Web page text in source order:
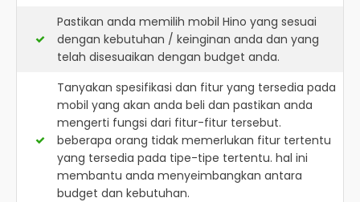
Pastikan anda memilih mobil Hino yang sesuai
dengan kebutuhan / keinginan anda dan yang
telah disesuaikan dengan budget anda.
Tanyakan spesifikasi dan fitur yang tersedia pada
mobil yang akan anda beli dan pastikan anda
mengerti fungsi dari fitur-fitur tersebut.
beberapa orang tidak memerlukan fitur tertentu
yang tersedia pada tipe-tipe tertentu. hal ini
membantu anda menyeimbangkan antara
budget dan kebutuhan.